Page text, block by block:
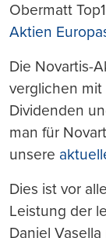
Obermatt
Aktien
Die Novartis-
verglichen mit
Dividenden
man für
unsere
Dies ist vor
Leistung der
Daniel